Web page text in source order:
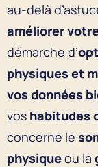
au-delà
améliorer
démarche d’
physiques et
vos données
vos habitudes
concerne le
physiqueou la